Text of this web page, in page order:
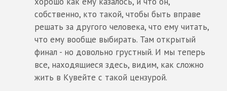
собственно, кто такой, чтобы быть вправе
решать за другого человека, что ему читать,
что ему вообще выбирать. Там открытый
финал - но довольно грустный. И мы теперь
все, находящиеся здесь, видим, как сложно
жить в Кувейте с такой цензурой.